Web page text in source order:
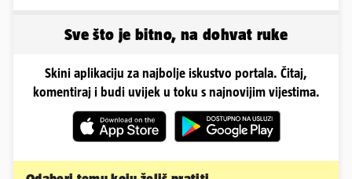
Sve što je bitno, na dohvat ruke
Skini aplikaciju za najbolje iskustvo portala. Čitaj,
komentiraj i budi uvijek u toku s najnovijim vijestima.